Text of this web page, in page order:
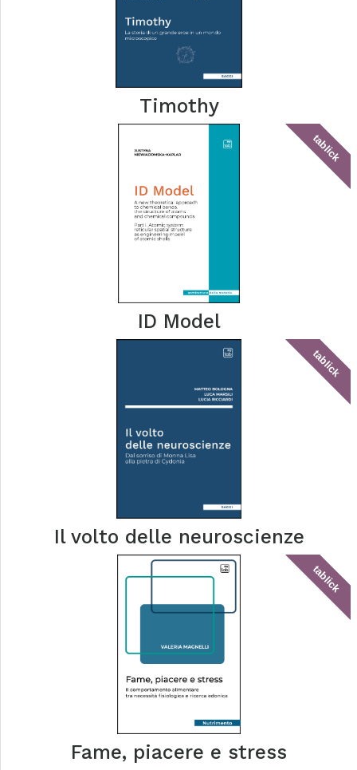
Timothy
tablick
ID Model
tablick
Il volto delle neuroscienze
tablick
Fame, piacere e stress